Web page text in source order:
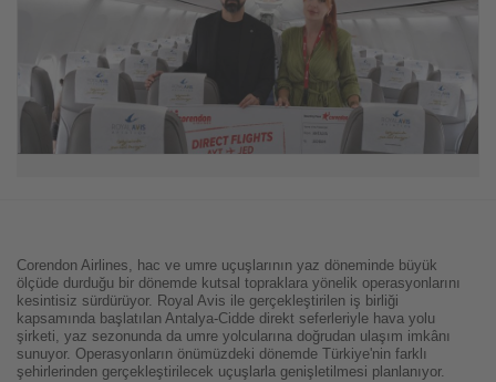
Corendon Airlines, hac ve umre uçuşlarının yaz döneminde büyük
ölçüde durduğu bir dönemde kutsal topraklara yönelik operasyonlarını
kesintisiz sürdürüyor. Royal Avis ile gerçekleştirilen iş birliği
kapsamında başlatılan Antalya-Cidde direkt seferleriyle hava yolu
şirketi, yaz sezonunda da umre yolcularına doğrudan ulaşım imkânı
sunuyor. Operasyonların önümüzdeki dönemde Türkiye'nin farklı
şehirlerinden gerçekleştirilecek uçuşlarla genişletilmesi planlanıyor.